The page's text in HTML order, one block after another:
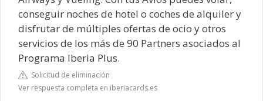
conseguir noches de hotel o coches de alquiler y
disfrutar de múltiples ofertas de ocio y otros
servicios de los más de 90 Partners asociados al
Programa Iberia Plus.
Solicitud de eliminación
Ver respuesta completa en iberiacards.es